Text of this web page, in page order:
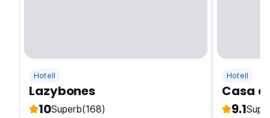
Hotell
Lazybones
10Superb(168)
Hotell
Casa
9.1